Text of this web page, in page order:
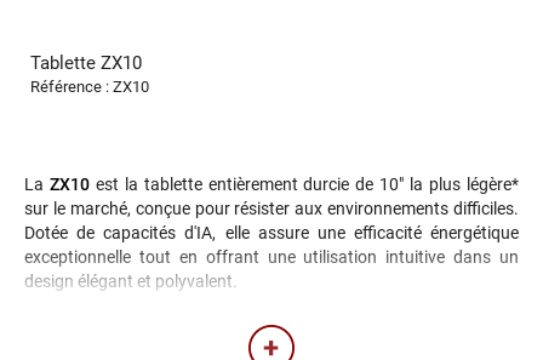
Tablette ZX10
Référence : ZX10
La ZX10est la tablette entièrement durcie de 10" la plus légère*
sur le marché, conçue pour résister aux environnements difficiles.
Dotée de capacités d'IA, elle assure une efficacité énergétique
exceptionnelle tout en offrant une utilisation intuitive dans un
design élégant et polyvalent.